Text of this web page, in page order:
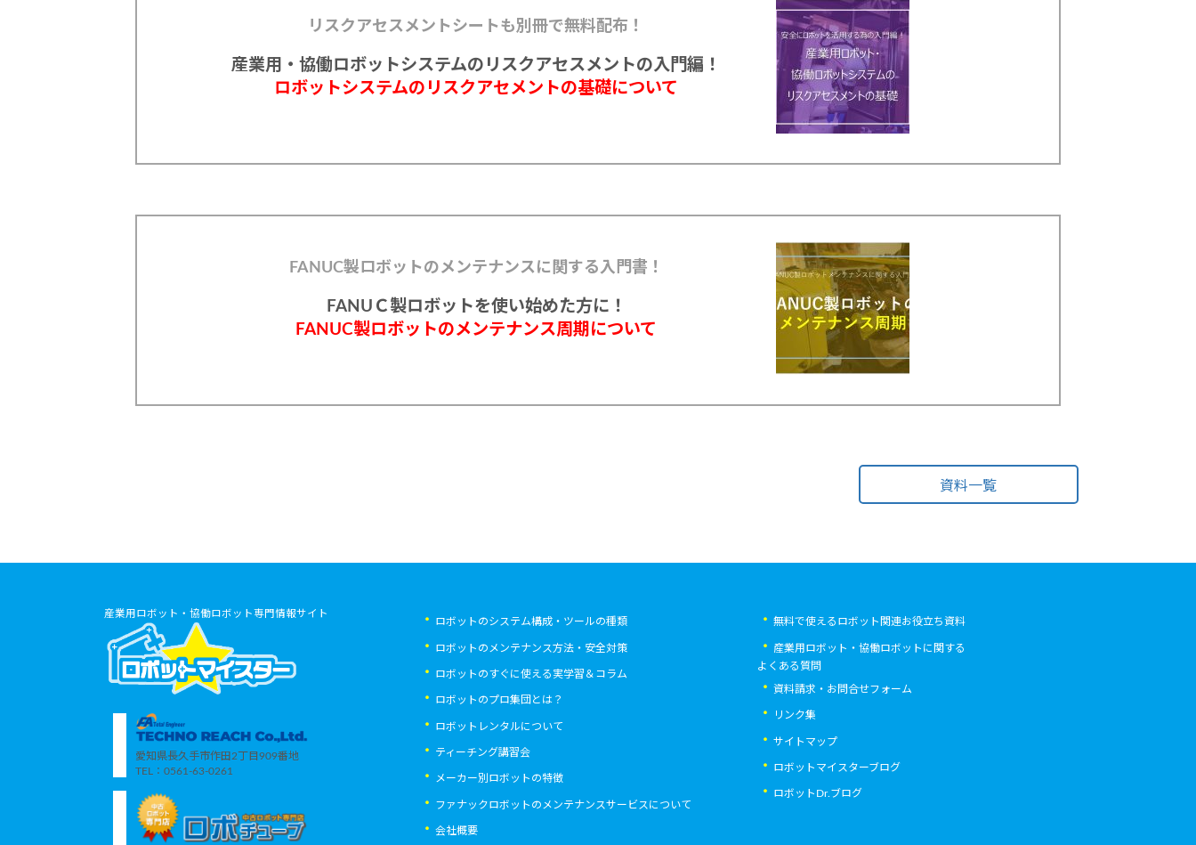
リスクアセスメントシートも別冊で無料配布！
産業用・協働ロボットシステムのリスクアセスメントの入門編！
ロボットシステムのリスクアセメントの基礎について
FANUC製ロボットのメンテナンスに関する入門書！
FANUＣ製ロボットを使い始めた方に！
FANUC製ロボットのメンテナンス周期について
資料一覧
産業用ロボット・協働ロボット専門情報サイト
愛知県長久手市作田2丁目909番地
TEL：0561-63-0261
ロボットのシステム構成・ツールの種類
ロボットのメンテナンス方法・安全対策
ロボットのすぐに使える実学習＆コラム
ロボットのプロ集団とは？
ロボットレンタルについて
ティーチング講習会
メーカー別ロボットの特徴
ファナックロボットのメンテナンスサービスについて
会社概要
無料で使えるロボット関連お役立ち資料
産業用ロボット・協働ロボットに関する
よくある質問
資料請求・お問合せフォーム
リンク集
サイトマップ
ロボットマイスターブログ
ロボットDr.ブログ